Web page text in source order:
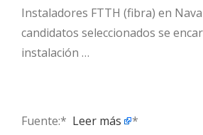
Instaladores FTTH (fibra) en
candidatos seleccionados se
instalación …
Fuente:* ​ Leer más *